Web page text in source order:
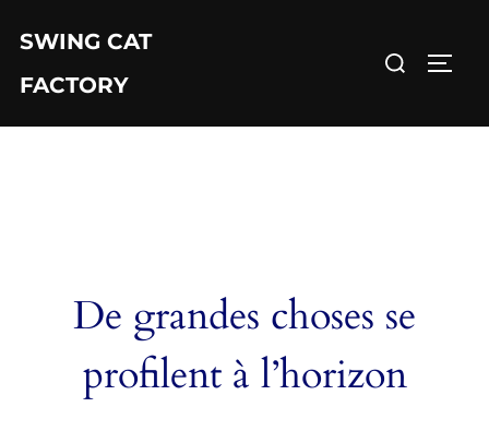
SWING CAT
FACTORY
Rechercher :
De grandes choses se
profilent à l’horizon